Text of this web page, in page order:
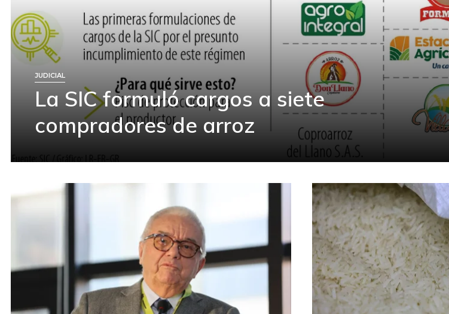
JUDICIAL
La SIC formuló cargos a siete
compradores de arroz